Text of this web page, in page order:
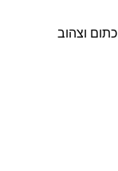
וצהוב